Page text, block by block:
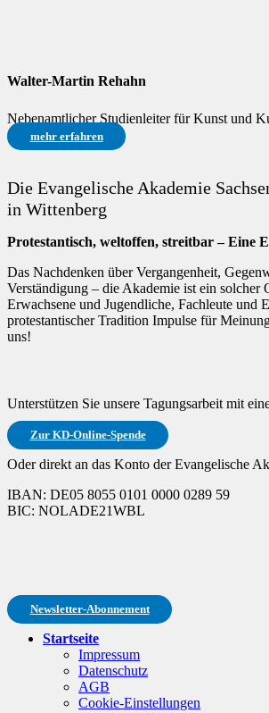
Walter-Martin Rehahn
Nebenamtlicher Studienleiter für Kunst und
mehr erfahren
Die Evangelische Akademie
in Wittenberg
Protestantisch, weltoffen, streitbar – Eine
Das Nachdenken über Vergangenheit,
Verständigung – die Akademie ist ein
Erwachsene und Jugendliche, Fachleute und
protestantischer Tradition Impulse für
uns!
Unterstützen Sie unsere Tagungsarbeit mit
Zur KD-Online-Spende
Oder direkt an das Konto der Evangelische
IBAN: DE05 8055 0101 0000 0289 59
BIC: NOLADE21WBL
Newsletter-Abonnement
Startseite
Impressum
Datenschutz
AGB
Cookie-Einstellungen